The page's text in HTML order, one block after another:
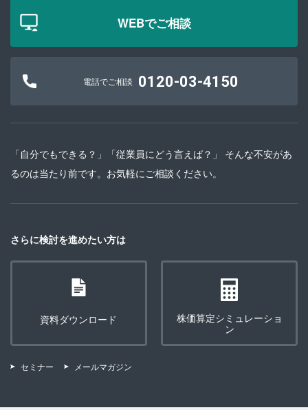
WEBでご相談
電話でご相談 0120-03-4150
「自分でもできる？」「従業員にどう言えば？」 そんな不安があ
るのは当たり前です。お気軽にご相談ください。
さらに検討を進めたい方は
資料ダウンロード
株価算定シミュレーショ
ン
セミナー メールマガジン